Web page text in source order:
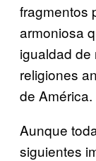
fragmentos
armoniosa
igualdad de
religiones
de América.
Aunque
siguientes